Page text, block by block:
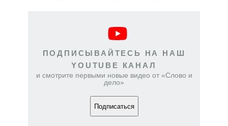
ПОДПИСЫВАЙТЕСЬ НА НАШ
YOUTUBE КАНАЛ
и смотрите первыми новые видео от «Слово и
дело»
Подписаться